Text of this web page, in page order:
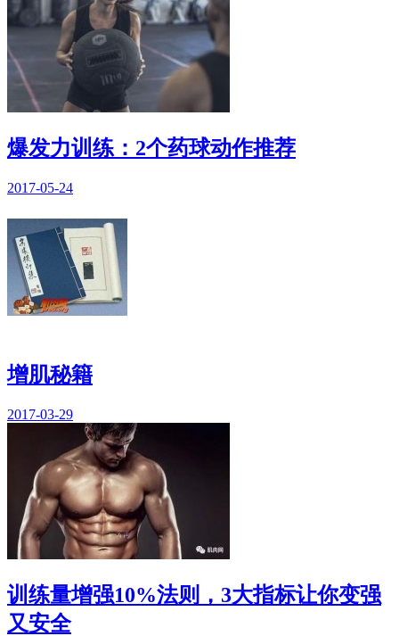
爆发力训练：2个药球动作推荐
2017-05-24
增肌秘籍
2017-03-29
训练量增强10%法则，3大指标让你变强
又安全